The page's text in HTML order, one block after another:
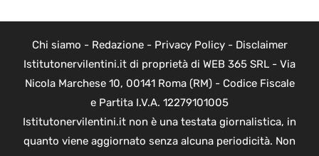
Chi siamo - Redazione- Privacy Policy- Disclaimer
Istitutonervilentini.it di proprietà di WEB 365 SRL - Via
Nicola Marchese 10, 00141 Roma (RM) - Codice Fiscale
e Partita I.V.A. 12279101005
Istitutonervilentini.it non è una testata giornalistica, in
quanto viene aggiornato senza alcuna periodicità. Non